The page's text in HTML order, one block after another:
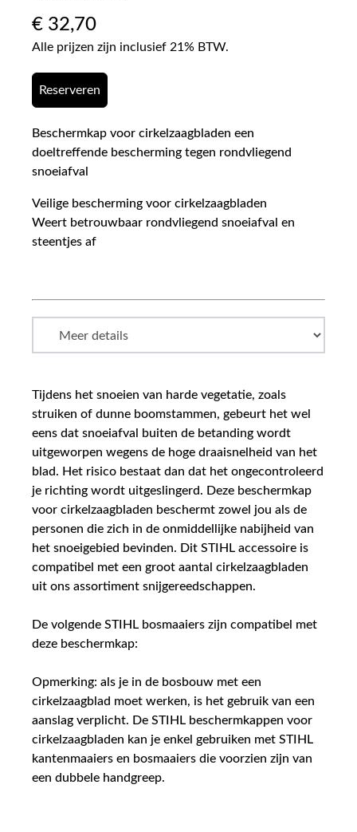
€ 32,70
Alle prijzen zijn inclusief 21% BTW.
Reserveren
Beschermkap voor cirkelzaagbladen een
doeltreffende bescherming tegen rondvliegend
snoeiafval
Veilige bescherming voor cirkelzaagbladen
Weert betrouwbaar rondvliegend snoeiafval en
steentjes af
Tijdens het snoeien van harde vegetatie, zoals
struiken of dunne boomstammen, gebeurt het wel
eens dat snoeiafval buiten de betanding wordt
uitgeworpen wegens de hoge draaisnelheid van het
blad. Het risico bestaat dan dat het ongecontroleerd
je richting wordt uitgeslingerd. Deze beschermkap
voor cirkelzaagbladen beschermt zowel jou als de
personen die zich in de onmiddellijke nabijheid van
het snoeigebied bevinden. Dit STIHL accessoire is
compatibel met een groot aantal cirkelzaagbladen
uit ons assortiment snijgereedschappen.
De volgende STIHL bosmaaiers zijn compatibel met
deze beschermkap:
Opmerking: als je in de bosbouw met een
cirkelzaagblad moet werken, is het gebruik van een
aanslag verplicht. De STIHL beschermkappen voor
cirkelzaagbladen kan je enkel gebruiken met STIHL
kantenmaaiers en bosmaaiers die voorzien zijn van
een dubbele handgreep.